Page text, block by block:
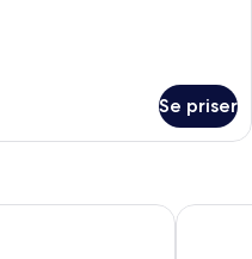
Se priser
Martin's